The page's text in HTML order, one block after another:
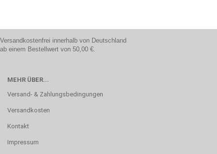
Versandkostenfrei innerhalb von Deutschland
ab einem Bestellwert von 50,00 €.
MEHR ÜBER...
Versand- & Zahlungsbedingungen
Versandkosten
Kontakt
Impressum